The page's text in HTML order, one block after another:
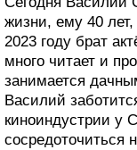
жизни, ему 40
2023 году брат
много читает и
занимается
Василий
киноиндустрии у
сосредоточиться